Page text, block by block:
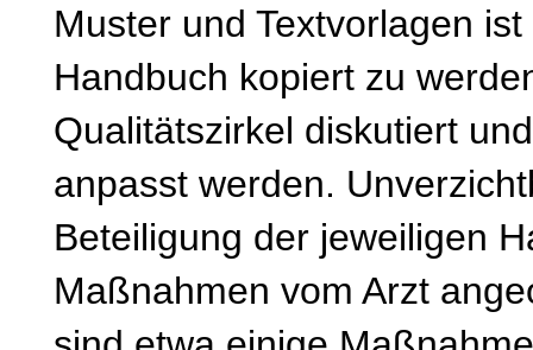
Muster und Textvorlagen
Handbuch kopiert zu
Qualitätszirkel diskutiert
anpasst werden.
Beteiligung der jeweiligen
Maßnahmen vom Arzt